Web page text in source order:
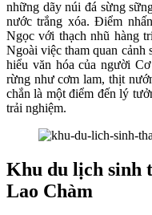
những dãy núi đá sừng
nước trắng xóa. Điểm
Ngọc với thạch nhũ hàng
Ngoài việc tham quan cảnh
hiểu văn hóa của người
rừng như cơm lam, thịt
chắn là một điểm đến lý
trải nghiệm.
Khu du lịch sinh
Lao Chàm